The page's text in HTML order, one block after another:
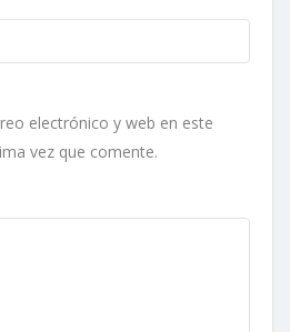
electrónico y web en este
vez que comente.